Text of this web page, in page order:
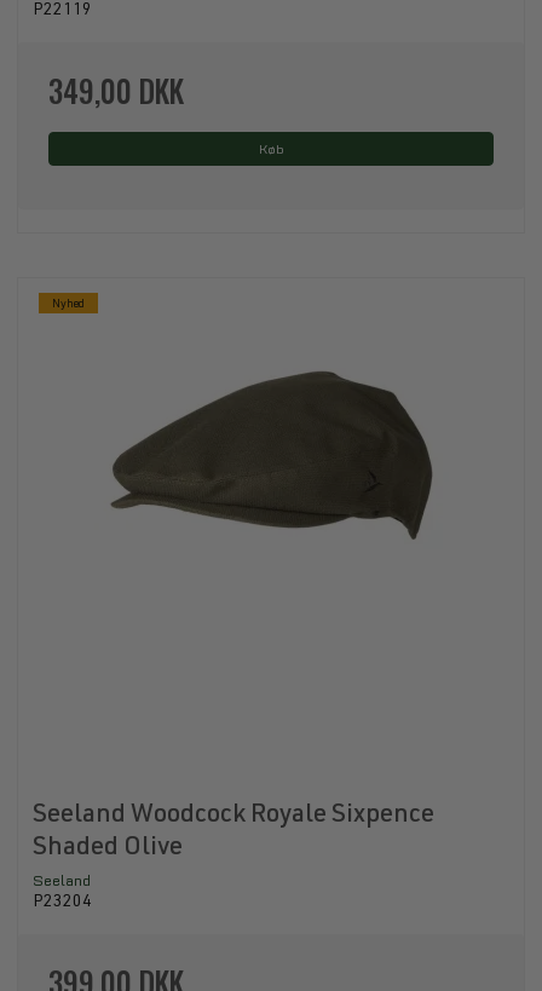
P22119
349,00 DKK
Køb
Nyhed
Seeland Woodcock Royale Sixpence
Shaded Olive
Seeland
P23204